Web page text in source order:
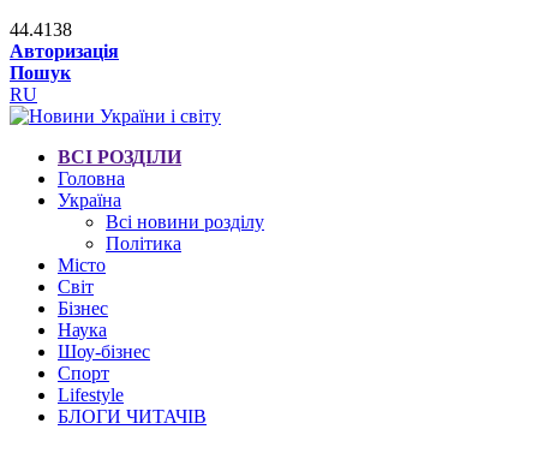
44.4138
Авторизація
Пошук
RU
ВСІ РОЗДІЛИ
Головна
Україна
Всі новини розділу
Політика
Місто
Світ
Бізнес
Наука
Шоу-бізнес
Спорт
Lifestyle
БЛОГИ ЧИТАЧІВ